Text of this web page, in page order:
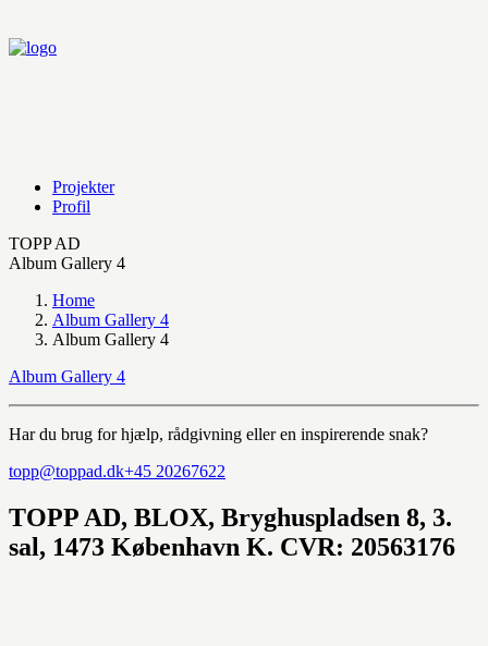
Projekter
Profil
TOPP AD
Album Gallery 4
Home
Album Gallery 4
Album Gallery 4
Album Gallery 4
Har du brug for hjælp, rådgivning eller en inspirerende snak?
topp@toppad.dk+45 20267622
TOPP AD, BLOX, Bryghuspladsen 8, 3.
sal, 1473 København K. CVR: 20563176